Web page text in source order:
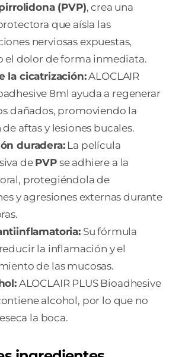
(PVP), crea una
que aísla las
nerviosas expuestas,
el dolor de forma inmediata.
la cicatrización:ALOCLAIR
8ml ayuda a regenerar
dañados, promoviendo la
aftas y lesiones bucales.
duradera:La película
de PVPse adhiere a la
protegiéndola de
y agresiones externas durante
Su fórmula
la inflamación y el
de las mucosas.
ALOCLAIR PLUS Bioadhesive
alcohol, por lo que no
la boca.